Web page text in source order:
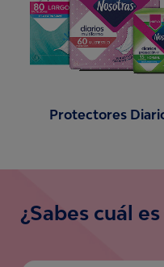
Protectores
¿Sabes cuál